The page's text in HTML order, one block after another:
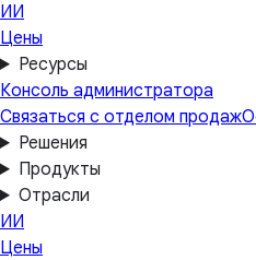
ИИ
Цены
Ресурсы
Консоль администратора
Связаться с отделом продаж
Решения
Продукты
Отрасли
ИИ
Цены